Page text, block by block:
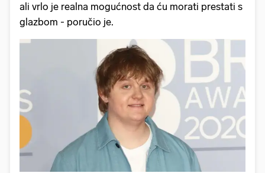
ali vrlo je realna mogućnost da ću morati prestati s
glazbom - poručio je.